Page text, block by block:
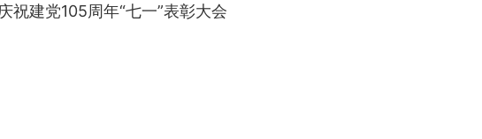
祝建党105周年“七一”表彰大会